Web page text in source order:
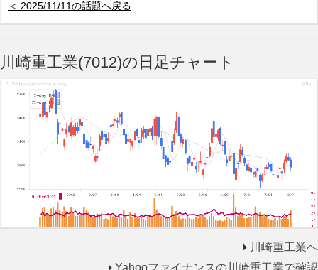
＜ 2025/11/11の話題へ戻る
川崎重工業(7012)の日足チャート
川崎重工業へ
Yahooファイナンスの川崎重工業で確認